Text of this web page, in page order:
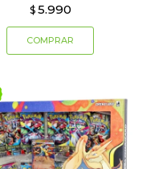
$ 5.990